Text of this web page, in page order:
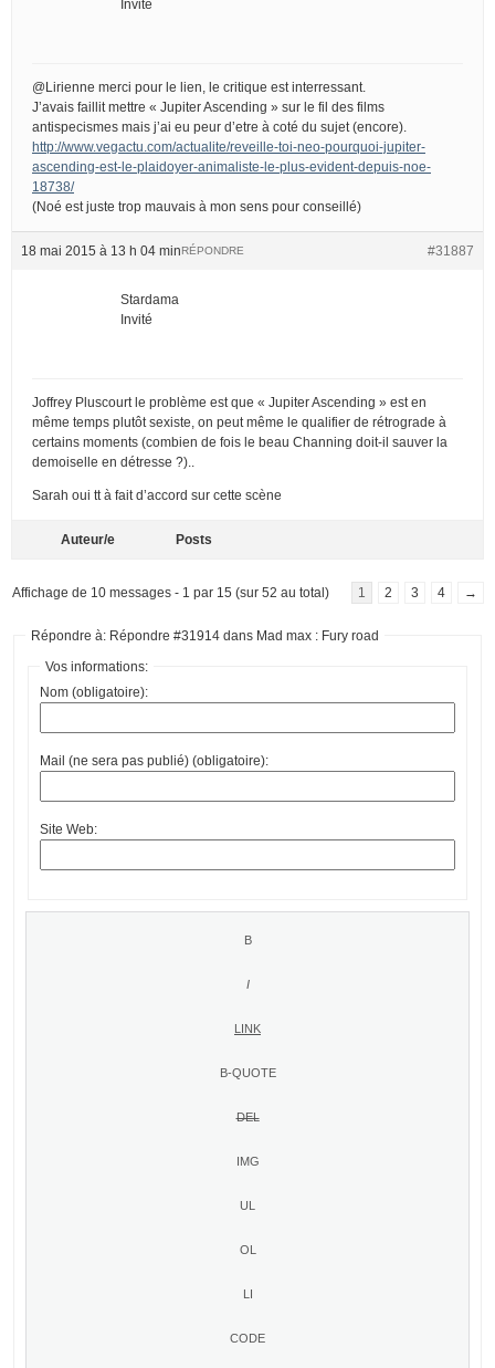
Invité
@Lirienne merci pour le lien, le critique est interressant.
J’avais faillit mettre « Jupiter Ascending » sur le fil des films
antispecismes mais j’ai eu peur d’etre à coté du sujet (encore).
http://www.vegactu.com/actualite/reveille-toi-neo-pourquoi-jupiter-
ascending-est-le-plaidoyer-animaliste-le-plus-evident-depuis-noe-
18738/
(Noé est juste trop mauvais à mon sens pour conseillé)
18 mai 2015 à 13 h 04 min #31887
RÉPONDRE
Stardama
Invité
Joffrey Pluscourt le problème est que « Jupiter Ascending » est en
même temps plutôt sexiste, on peut même le qualifier de rétrograde à
certains moments (combien de fois le beau Channing doit-il sauver la
demoiselle en détresse ?)..
Sarah oui tt à fait d’accord sur cette scène
Auteur/e Posts
Affichage de 10 messages - 1 par 15 (sur 52 au total) 1 2 3 4 →
Répondre à: Répondre #31914 dans Mad max : Fury road
Vos informations:
Nom (obligatoire):
Mail (ne sera pas publié) (obligatoire):
Site Web: